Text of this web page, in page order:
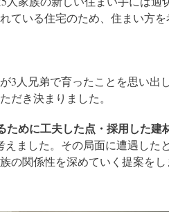
ている住宅のため、住まい方
3人兄弟で育ったことを思い出
だき決まりました。
めに工夫した点・採用した建
ました。その局面に遭遇した
の関係性を深めていく提案をし